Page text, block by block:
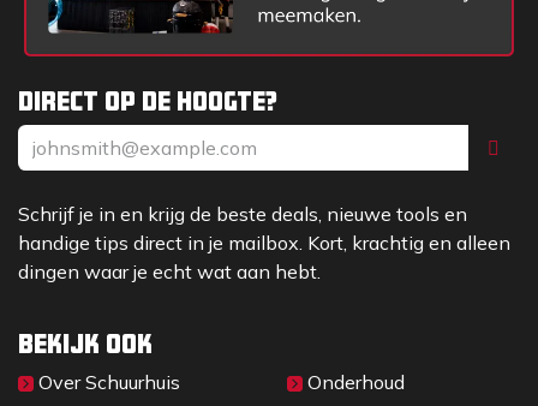
Direct op de hoogte?
Schrijf je in en krijg de beste deals, nieuwe tools en
handige tips direct in je mailbox. Kort, krachtig en alleen
dingen waar je echt wat aan hebt.
Bekijk ook
Over Sc​huurhuis
Onderhoud